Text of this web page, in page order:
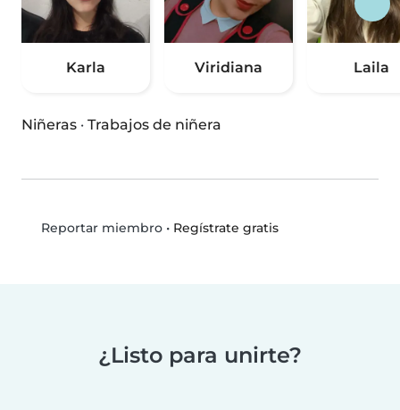
Karla Viridiana Laila
Niñeras · Trabajos de niñera
Reportar miembro• Regístrate gratis
¿Listo para unirte?